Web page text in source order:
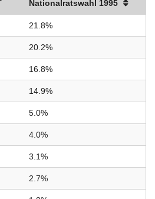
Nationalratswahl 1995
21.8%
20.2%
16.8%
14.9%
5.0%
4.0%
3.1%
2.7%